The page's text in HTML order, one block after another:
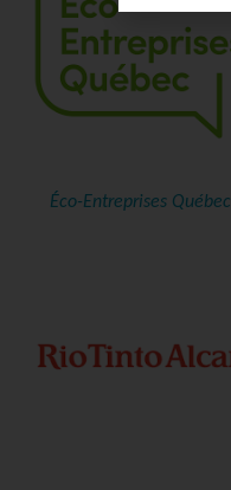
Éco-Entreprises Québec